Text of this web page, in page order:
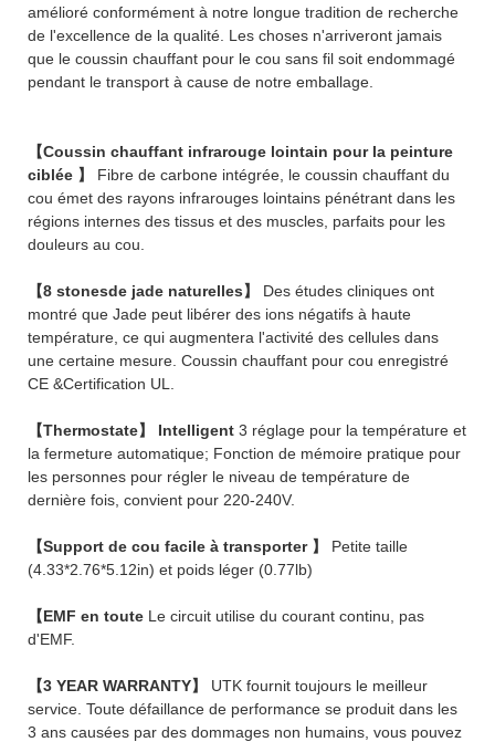
amélioré conformément à notre longue tradition de recherche
de l'excellence de la qualité. Les choses n'arriveront jamais
que le coussin chauffant pour le cou sans fil soit endommagé
pendant le transport à cause de notre emballage.
【Coussin chauffant infrarouge lointain pour la peinture
ciblée 】 Fibre de carbone intégrée, le coussin chauffant du
cou émet des rayons infrarouges lointains pénétrant dans les
régions internes des tissus et des muscles, parfaits pour les
douleurs au cou.
【8 stonesde jade naturelles】 Des études cliniques ont
montré que Jade peut libérer des ions négatifs à haute
température, ce qui augmentera l'activité des cellules dans
une certaine mesure. Coussin chauffant pour cou enregistré
CE &Certification UL.
【Thermostate】 Intelligent 3 réglage pour la température et
la fermeture automatique; Fonction de mémoire pratique pour
les personnes pour régler le niveau de température de
dernière fois, convient pour 220-240V.
【Support de cou facile à transporter 】 Petite taille
(4.33*2.76*5.12in) et poids léger (0.77lb)
【EMF en toute Le circuit utilise du courant continu, pas
d'EMF.
【3 YEAR WARRANTY】 UTK fournit toujours le meilleur
service. Toute défaillance de performance se produit dans les
3 ans causées par des dommages non humains, vous pouvez